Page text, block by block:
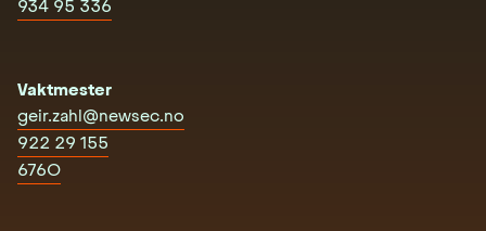
934 95 336
Vaktmester
geir.zahl@newsec.no
922 29 155
6760